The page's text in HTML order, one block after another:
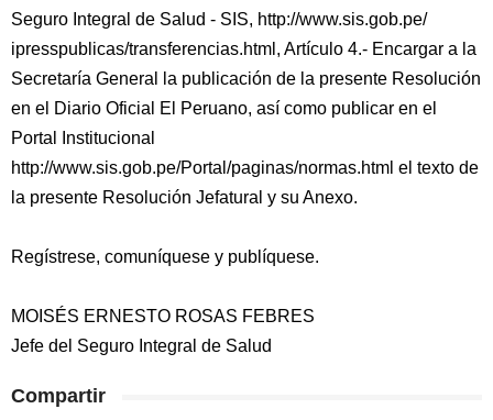
Seguro Integral de Salud - SIS, http://www.sis.gob.pe/
ipresspublicas/transferencias.html, Artículo 4.- Encargar a la
Secretaría General la publicación de la presente Resolución
en el Diario Oficial El Peruano, así como publicar en el
Portal Institucional
http://www.sis.gob.pe/Portal/paginas/normas.html el texto de
la presente Resolución Jefatural y su Anexo.
Regístrese, comuníquese y publíquese.
MOISÉS ERNESTO ROSAS FEBRES
Jefe del Seguro Integral de Salud
Compartir